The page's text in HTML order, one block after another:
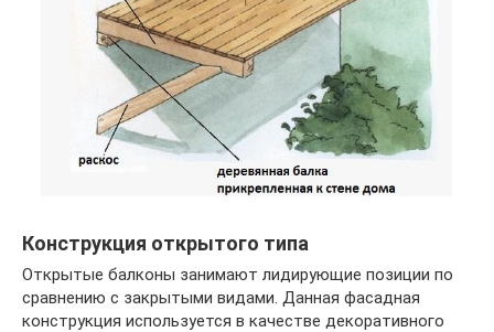
Конструкция открытого типа
Открытые балконы занимают лидирующие позиции по
сравнению с закрытыми видами. Данная фасадная
конструкция используется в качестве декоративного